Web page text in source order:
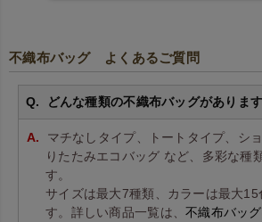
不織布バッグ よくあるご質問
どんな種類の不織布バッグがありま
マチなしタイプ、トートタイプ、シ
りたたみエコバッグ など、多彩な種
す。
サイズは最大7種類、カラーは最大
す。詳しい商品一覧は、不織布バッ